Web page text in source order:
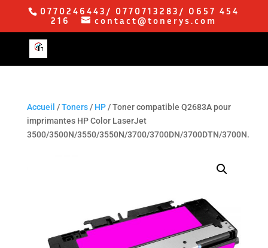
0770246443/ 0770713283/ O657 454
216
contact@tonerys.com
Accueil /Toners/ HP/ Toner compatible Q2683A pour
imprimantes HP Color LaserJet
3500/3500N/3550/3550N/3700/3700DN/3700DTN/3700N.